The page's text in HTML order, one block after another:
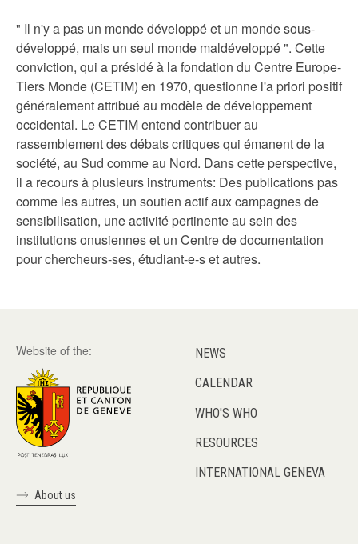
" Il n'y a pas un monde développé et un monde sous-
développé, mais un seul monde maldéveloppé ". Cette
conviction, qui a présidé à la fondation du Centre Europe-
Tiers Monde (CETIM) en 1970, questionne l'a priori positif
généralement attribué au modèle de développement
occidental. Le CETIM entend contribuer au
rassemblement des débats critiques qui émanent de la
société, au Sud comme au Nord. Dans cette perspective,
il a recours à plusieurs instruments: Des publications pas
comme les autres, un soutien actif aux campagnes de
sensibilisation, une activité pertinente au sein des
institutions onusiennes et un Centre de documentation
pour chercheurs-ses, étudiant-e-s et autres.
Website of the:
About us
NEWS
CALENDAR
WHO'S WHO
RESOURCES
INTERNATIONAL GENEVA